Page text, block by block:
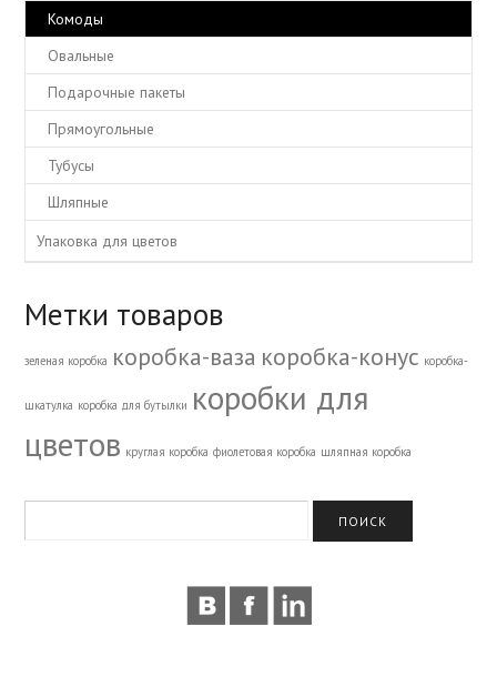
Комоды
Овальные
Подарочные пакеты
Прямоугольные
Тубусы
Шляпные
Упаковка для цветов
Метки товаров
зеленая коробка коробка-ваза коробка-конус коробка-
шкатулка коробка для бутылки коробки для
цветов круглая коробка фиолетовая коробка шляпная коробка